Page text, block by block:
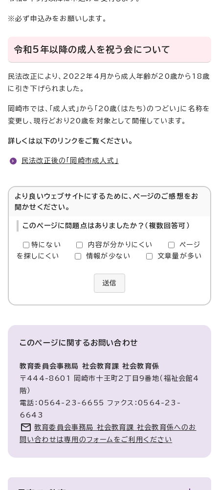
※必ず申込みをお願いします。
令和5年以降の成人を祝う会について
民法改正により、2022年4月から成人年齢が20歳から18歳
に引き下げられました。
岡崎市では、「成人式」から「20歳（はたち）のつどい」に名称を
変更し、現行どおり20歳を対象として開催しています。
詳しくは以下のリンクをご覧ください。
民法改正後の「岡崎市成人式」
より良いウェブサイトにするために、ページのご感想をお
聞かせください。
このページに問題点はありましたか？（複数回答可）
特にない 内容が分かりにくい
ページ
を探しにくい
情報が少ない 文章量が多い
送信
このページに関するお問い合わせ
教育委員会事務局 社会教育課 社会教育係
〒444-8601 岡崎市十王町2丁目9番地（福祉会館4
階）
電話：0564-23-6655 ファクス：0564-23-
6643
教育委員会事務局 社会教育課 社会教育係へのお
問い合わせは専用のフォームをご利用ください